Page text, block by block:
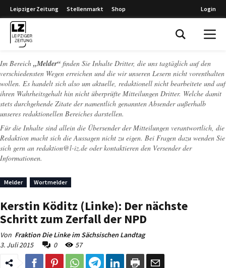
Leipziger Zeitung Stellenmarkt Shop Login
Im Bereich „Melder“ finden Sie Inhalte Dritter, die uns tagtäglich auf den
verschiedensten Wegen erreichen und die wir unseren Lesern nicht vorenthalten
wollen. Es handelt sich also um aktuelle, redaktionell nicht bearbeitete und auf
ihren Wahrheitsgehalt hin nicht überprüfte Mitteilungen Dritter. Welche damit
stets durchgehende Zitate der namentlich genannten Absender außerhalb
unseres redaktionellen Bereiches darstellen.
Für die Inhalte sind allein die Übersender der Mitteilungen verantwortlich, die
Redaktion macht sich die Aussagen nicht zu eigen. Bei Fragen dazu wenden Sie
sich gern an redaktion@l-iz.de oder kontaktieren den Versender der
Informationen.
Melder Wortmelder
Kerstin Köditz (Linke): Der nächste
Schritt zum Zerfall der NPD
Von Fraktion Die Linke im Sächsischen Landtag
3. Juli 2015
0 57